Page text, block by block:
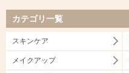
カテゴリ一覧
スキンケア
メイクアップ